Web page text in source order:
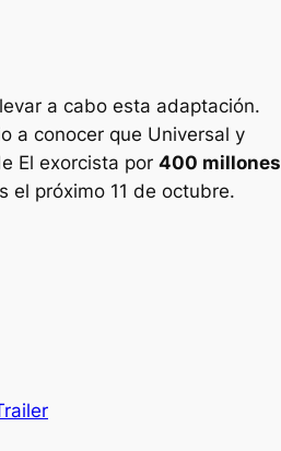
a cabo esta adaptación.
a conocer que Universal y
El exorcista por 400 millones
el próximo 11 de octubre.